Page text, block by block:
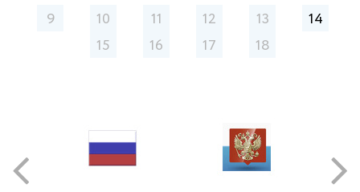
9 10 11 12 13
14
15
16 17 18